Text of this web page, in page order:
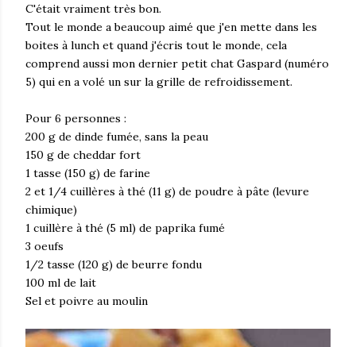
C'était vraiment très bon.
Tout le monde a beaucoup aimé que j'en mette dans les
boites à lunch et quand j'écris tout le monde, cela
comprend aussi mon dernier petit chat Gaspard (numéro
5) qui en a volé un sur la grille de refroidissement.
Pour 6 personnes :
200 g de dinde fumée, sans la peau
150 g de cheddar fort
1 tasse (150 g) de farine
2 et 1/4 cuillères à thé (11 g) de poudre à pâte (levure
chimique)
1 cuillère à thé (5 ml) de paprika fumé
3 oeufs
1/2 tasse (120 g) de beurre fondu
100 ml de lait
Sel et poivre au moulin